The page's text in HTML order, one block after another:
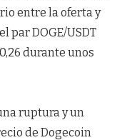
entre la oferta y
par DOGE/USDT
durante unos
ruptura y un
de Dogecoin